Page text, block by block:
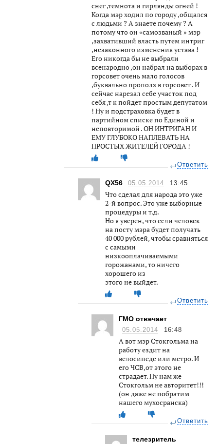
снег ,темнота и гирлянды огней !
Когда мэр ходил по городу ,общался
с людьми ? А знаете почему ? А
потому что он «самозваный » мэр
,захвативший власть путем интриг
,незаконного изменения устава !
Его никогда бы не выбрали
всенародно ,он набрал на выборах в
горсовет очень мало голосов
,буквально прополз в горсовет . И
сейчас нарезал себе участок под
себя ,т к пойдет простым депутатом
! Ну и подстраховка будет в
партийном списке по Единой и
неповторимой . ОН ИНТРИГАН И
ЕМУ ГЛУБОКО НАПЛЕВАТЬ НА
ПРОСТЫХ ЖИТЕЛЕЙ ГОРОДА !
Ответить
QX56 05.05.2014 13:45
Что сделал для народа это уже
2-й вопрос. Это уже выборные
процедуры и т.д.
Но я уверен, что если человек
на посту мэра будет получать
40 000 рублей, чтобы сравняться
с самыми
низкооплачиваемыми
горожанами, то ничего
хорошего из
этого не выйдет.
Ответить
ГМО отвечает
05.05.2014 16:48
А вот мэр Стокгольма на
работу ездит на
велосипеде или метро. И
его ЧСВ,от этого не
страдает. Ну нам же
Стокгольм не авторитет!!!
(он даже не побратим
нашего мухосранска)
Ответить
телезритель